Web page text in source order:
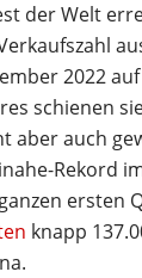
der Welt
2022
schienen
aber auch
Rekord
ersten
knapp